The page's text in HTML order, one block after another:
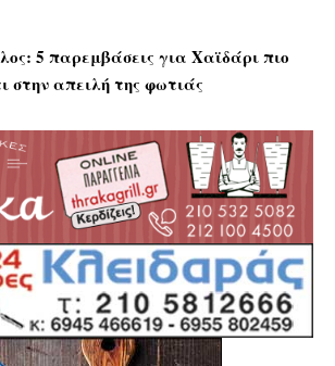
5 παρεμβάσεις για Χαϊδάρι πιο
στην απειλή της φωτιάς